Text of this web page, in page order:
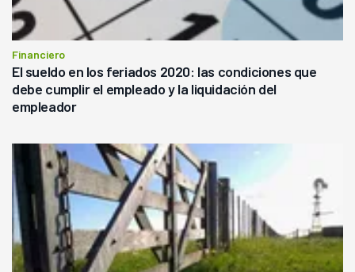
Financiero
El sueldo en los feriados 2020: las condiciones que
debe cumplir el empleado y la liquidación del
empleador